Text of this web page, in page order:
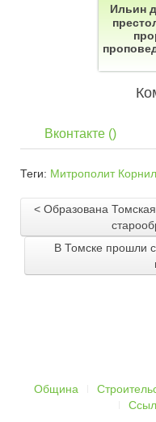
Ильин
Вконтакте ()
Теги: Митрополит
< Образована
В Томске прошли
Община